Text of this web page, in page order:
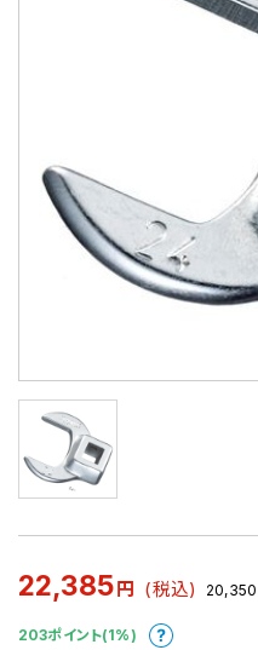
22,385 円 (税込) 20,350
203ポイント(1%)